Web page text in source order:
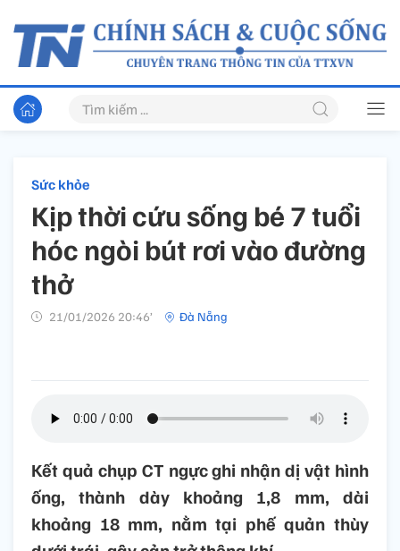
Sức khỏe
Kịp thời cứu sống bé 7 tuổi
hóc ngòi bút rơi vào đường
thở
21/01/2026 20:46’ Đà Nẵng
Kết quả chụp CT ngực ghi nhận dị vật hình
ống, thành dày khoảng 1,8 mm, dài
khoảng 18 mm, nằm tại phế quản thùy